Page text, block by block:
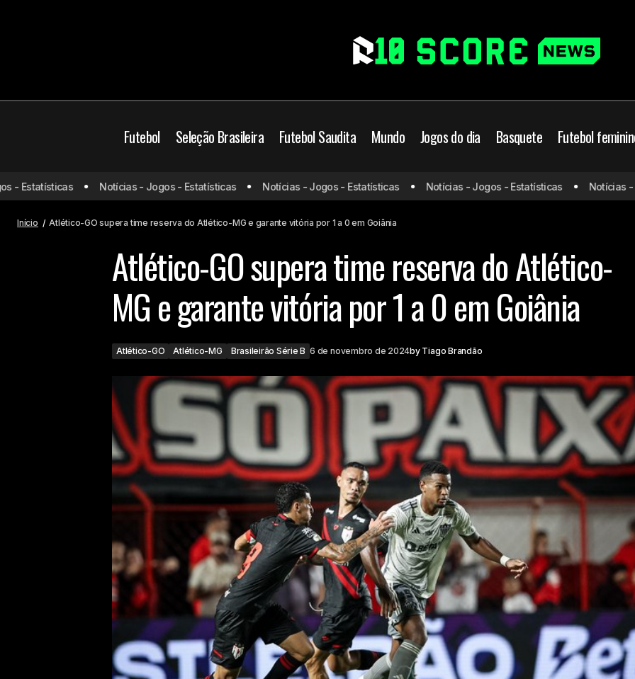
Futebol Seleção Brasileira Futebol Saudita Mundo Jogos do dia Basquete Futebol
Flamengo vence o Cruzeiro e volta ao
G-4 do Brasileirão
Atlético-GO
Atlético-MG
Brasileirão Série B
Atlético-GO supera time reserva do Atlético-MG
por 1 a 0 em Goiânia
Estatísticas Notícias - Jogos - Estatísticas Notícias - Jogos - Estatísticas Notícias - Jogos - Estatísticas Notícias -
Início Atlético-GO supera time reserva do Atlético-MG e garante vitória por 1 a 0 em Goiânia
Atlético-GO supera time reserva do Atlético-
MG e garante vitória por 1 a 0 em Goiânia
Atlético-GO Atlético-MG Brasileirão Série B 6 de novembro de 2024by Tiago Brandão